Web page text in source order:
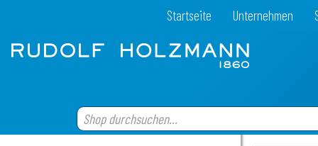
Startseite Unternehmen